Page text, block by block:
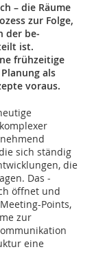
– die Räume
zur Folge,
der be­
ist.
frühzeitige
als
voraus.
sich ständig
die
Das
öffnet und
Points,
zur
eine